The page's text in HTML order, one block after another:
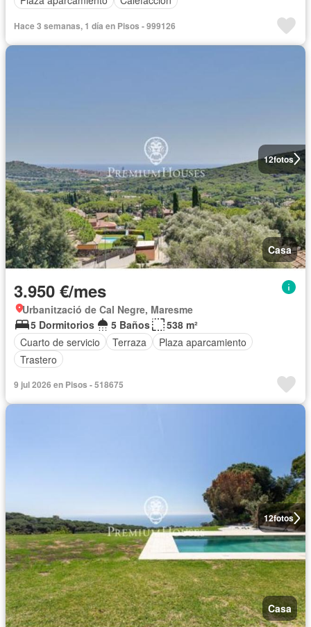
Hace 3 semanas, 1 día en Pisos - 999126
12fotos
Casa
3.950 €/mes
Urbanització de Cal Negre, Maresme
5 Dormitorios
5 Baños
538 m²
Cuarto de servicio
Terraza
Plaza aparcamiento
Trastero
9 jul 2026 en Pisos - 518675
12fotos
Casa